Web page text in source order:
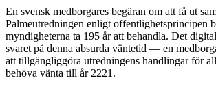
En svensk medborgares begäran om att få ut
Palmeutredningen enligt offentlighetsprincipen
myndigheterna ta 195 år att behandla. Det
svaret på denna absurda väntetid — en
att tillgängliggöra utredningens handlingar för
behöva vänta till år 2221.